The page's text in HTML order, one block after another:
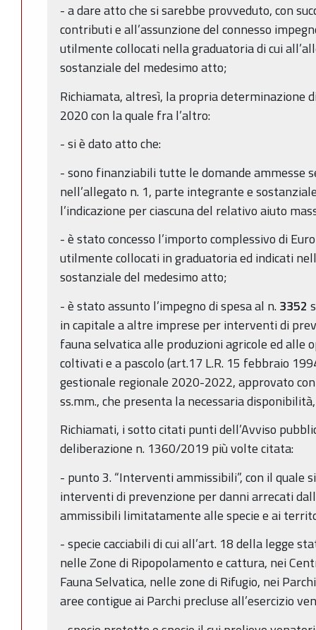
- a dare atto che si sarebbe provveduto, con
contributi e all’assunzione del connesso
utilmente collocati nella graduatoria di cui
sostanziale del medesimo atto;
Richiamata, altresì, la propria determinazione
2020 con la quale fra l’altro:
- si è dato atto che:
- sono finanziabili tutte le domande ammesse
nell’allegato n. 1, parte integrante e
l’indicazione per ciascuna del relativo aiuto
- è stato concesso l’importo complessivo di
utilmente collocati in graduatoria ed indicati
sostanziale del medesimo atto;
- è stato assunto l’impegno di spesa al n.3352
in capitale a altre imprese per interventi di
fauna selvatica alle produzioni agricole ed alle
coltivati e a pascolo (art.17 L.R. 15 febbraio
gestionale regionale 2020-2022, approvato
ss.mm., che presenta la necessaria
Richiamati, i sotto citati punti dell’Avviso
deliberazione n. 1360/2019 più volte citata:
- punto 3. “Interventi ammissibili”, con il quale
interventi di prevenzione per danni arrecati
ammissibili limitatamente alle specie e ai
- specie cacciabili di cui all’art. 18 della legge
nelle Zone di Ripopolamento e cattura, nei
Fauna Selvatica, nelle zone di Rifugio, nei
aree contigue ai Parchi precluse all’esercizio